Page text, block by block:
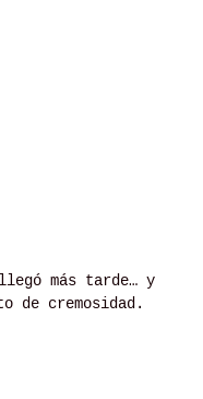
más tarde… y
de cremosidad.